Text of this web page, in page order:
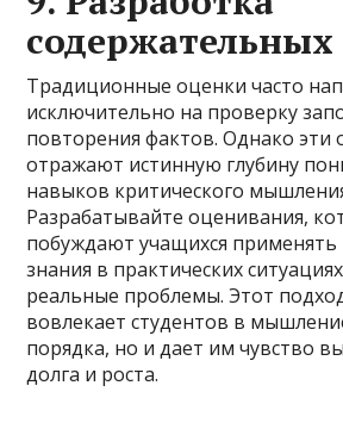
Традиционные оценки часто
исключительно на проверку
повторения фактов. Однако эти
отражают истинную глубину
навыков критического
Разрабатывайте оценивания,
побуждают учащихся применять
знания в практических
реальные проблемы. Этот
вовлекает студентов в
порядка, но и дает им чувство
долга и роста.